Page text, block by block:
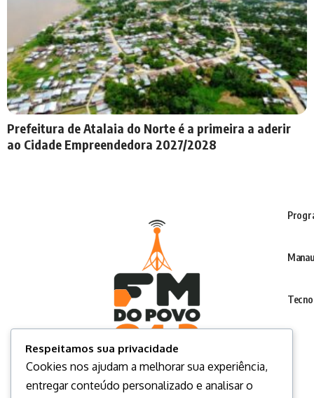
Prefeitura de Atalaia do Norte é a primeira a aderir
ao Cidade Empreendedora 2027/2028
Respeitamos sua privacidade
Cookies nos ajudam a melhorar sua experiência,
entregar conteúdo personalizado e analisar o